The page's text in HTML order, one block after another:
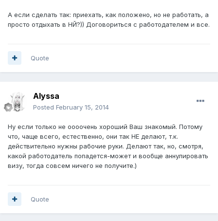
А если сделать так: приехать, как положено, но не работать, а
просто отдыхать в НЙ?)) Договориться с работодателем и все.
Quote
Alyssa
Posted February 15, 2014
Ну если только не оооочень хороший Ваш знакомый. Потому
что, чаще всего, естественно, они так НЕ делают, т.к.
действительно нужны рабочие руки. Делают так, но, смотря,
какой работодатель попадется-может и вообще аннулировать
визу, тогда совсем ничего не получите.)
Quote